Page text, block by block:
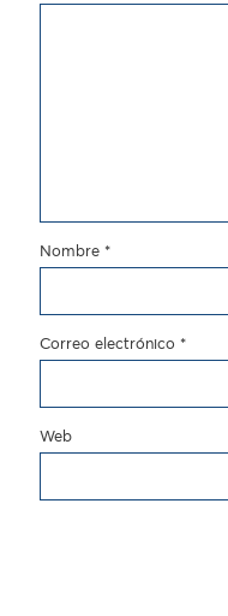
Nombre *
Correo electrónico *
Web